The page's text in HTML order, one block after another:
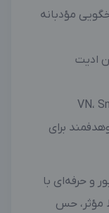
مؤدبانه
ادیت
برای
و حرفه‌ای با
مؤثر، حس